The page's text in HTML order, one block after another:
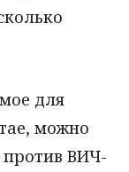
для
можно
ВИЧ-